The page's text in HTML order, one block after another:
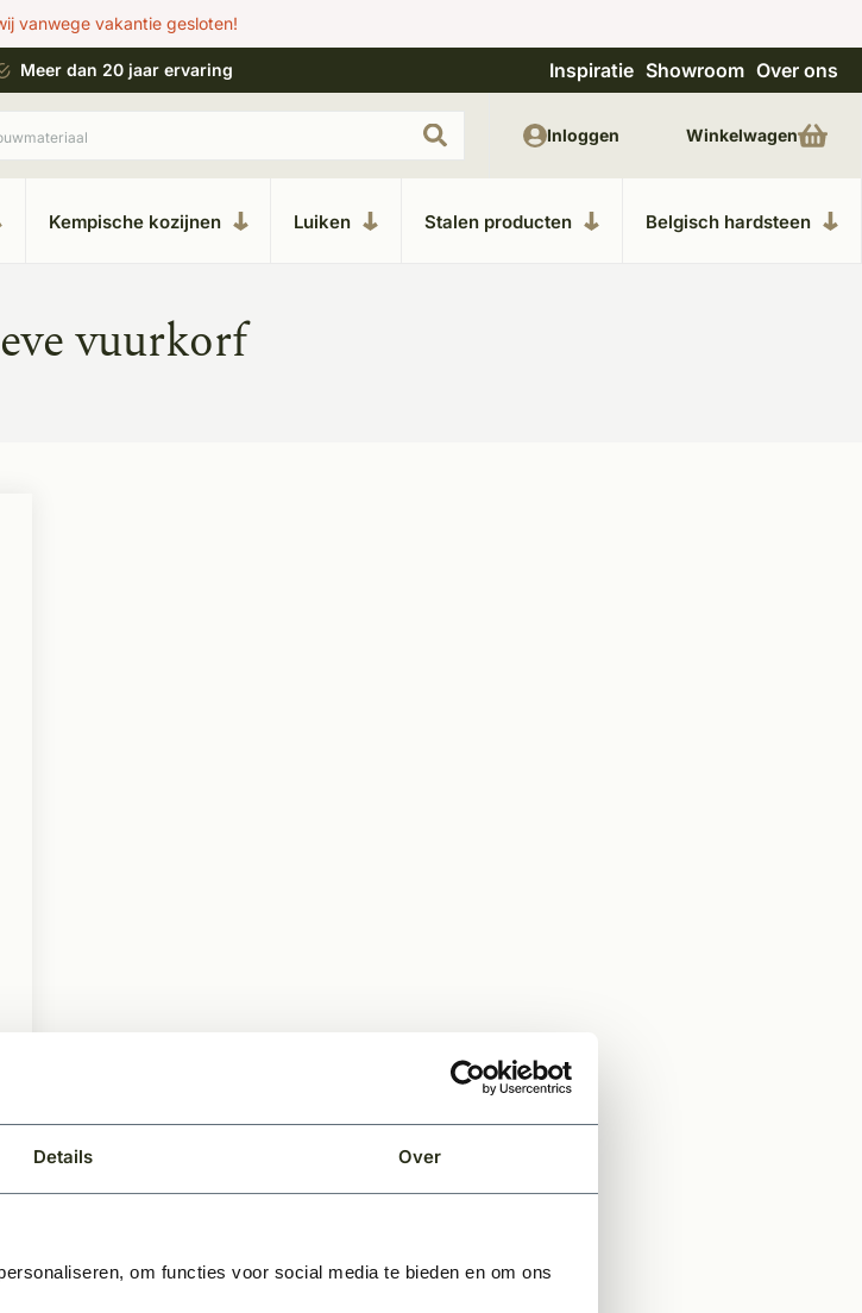
Details Over
om functies voor social media te bieden en om ons
vanwege vakantie gesloten!
Meer dan 20 jaar ervaring Uitgebreide showroom in Kesteren Unieke
Inspiratie Showroom Over ons
Kempische kozijnen Luiken Stalen producten Belgisch hardsteen
Inloggen Winkelwagen
vuurkorf